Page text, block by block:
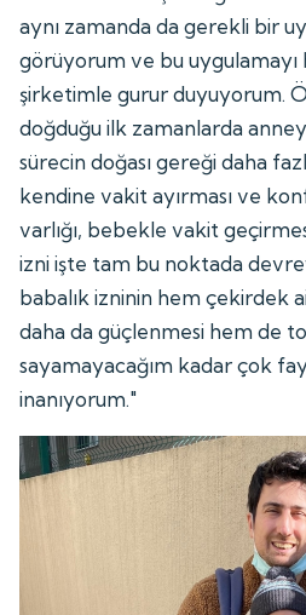
aynı zamanda da gerekli bir
görüyorum ve bu uygulamayı
şirketimle gurur duyuyorum.
doğduğu ilk zamanlarda
sürecin doğası gereği daha
kendine vakit ayırması ve
varlığı, bebekle vakit
izni işte tam bu noktada
babalık izninin hem çekirdek
daha da güçlenmesi hem de
sayamayacağım kadar çok
inanıyorum."